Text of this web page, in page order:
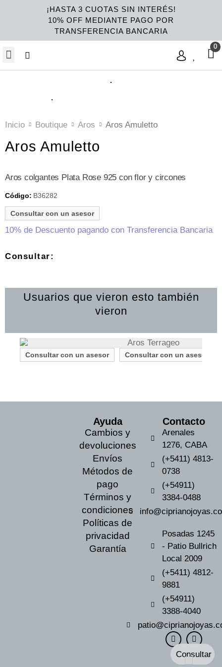
¡HASTA 3 CUOTAS SIN INTERÉS!
10% OFF MEDIANTE PAGO POR
TRANSFERENCIA BANCARIA
Inicio Boutique Aros Aros Amuletto
Aros Amuletto
Aros colgantes Plata Rose 925 con flor y circones
Código: B36282
Consultar con un asesor
10% de Descuento pagando con Transferencia Bancaria
Consultar:
Usuarios que vieron esto también
vieron
Consultar con un asesor Consultar con un asesor
Ayuda
Cambios y
devoluciones
Envíos
Métodos de
pago
Términos y
condiciones
Políticas de
privacidad
Garantía
Contacto
Arenales
1276, CABA
(+5411) 4813-
0738
(+54911)
3384-0488
Posadas 1245
- Patio Bullrich
Local 2009
(+5411) 4812-
9881
(+54911)
3388-4040